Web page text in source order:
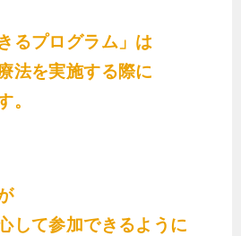
るプログラム」は
法を実施する際に
。
して参加できるように